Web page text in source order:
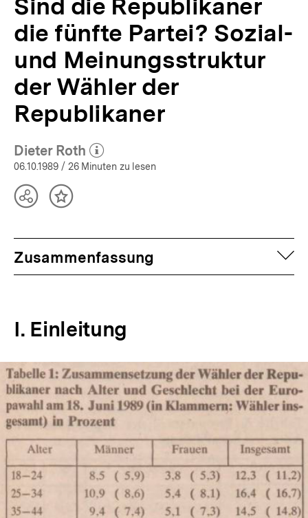
bpb.de
Sind die Republikaner
die fünfte Partei? Sozial-
und Meinungsstruktur
der Wähler der
Republikaner
Dieter Roth
(Mehr zum Autor)
öffnen
06.10.1989 / 26 Minuten zu lesen
TeilenInhalt
Zusammenfassung
I. Einleitung
Lightbox